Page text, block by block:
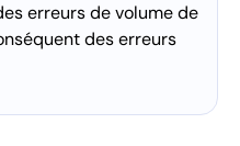
erreurs de volume de
des erreurs